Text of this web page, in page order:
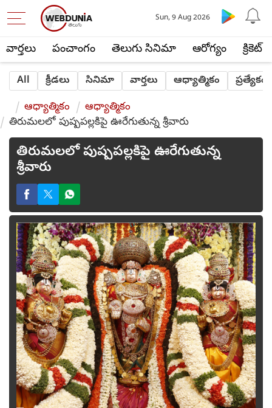
వార్తలు పంచాంగం తెలుగు సినిమా ఆరోగ్యం క్రికెట్
Sun, 9 Aug 2026
All క్రీడలు సినిమా వార్తలు ఆధ్యాత్మికం ప్రత్యేకం
ఆధ్యాత్మికం
ఆధ్యాత్మికం
తిరుమలలో పుష్పపల్లకిపై ఊరేగుతున్న శ్రీవారు
తిరుమలలో పుష్పపల్లకిపై ఊరేగుతున్న
శ్రీవారు